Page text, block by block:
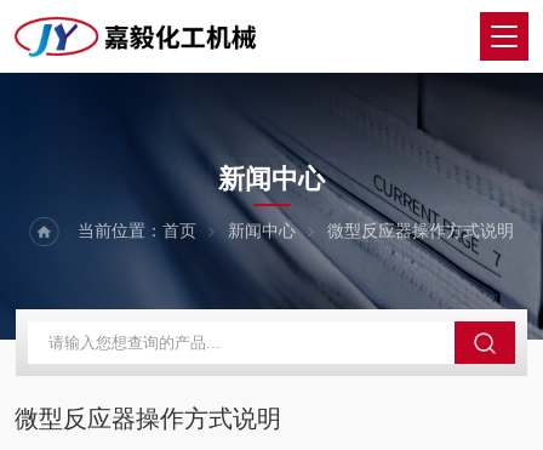
NEWS
新闻中心
当前位置： 首页 新闻中心 微型反应器操作方式说明
微型反应器操作方式说明